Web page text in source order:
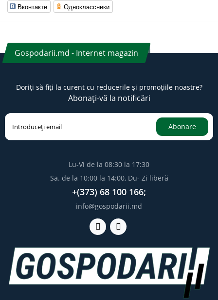
Вконтакте
Одноклассники
Gospodarii.md - Internet magazin
Doriți să fiți la curent cu reducerile și promoțiile noastre?
Abonați-vă la notificări
Abonare
Lu-Vi de la 08:30 la 17:30
Sa. de la 10:00 la 14:00, Du- Zi liberă
+(373) 68 100 166;
info@gospodarii.md